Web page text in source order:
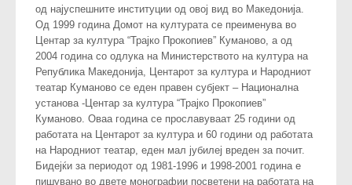
од најуспешните институции од овој вид во Македонија.
Од 1999 година Домот на културата се преименува во
Центар за култура “Трајко Прокопиев” Куманово, а од
2004 година со одлука на Министерството на култура на
Република Македонија, Центарот за култура и Народниот
театар Куманово се еден правен субјект – Национална
установа -Центар за култура “Трајко Прокопиев”
Куманово. Оваа година се прославуваат 25 години од
работата на Центарот за култура и 60 години од работата
на Народниот театар, еден мал јубилеј вреден за почит.
Бидејќи за периодот од 1981-1996 и 1998-2001 година е
пишувано во двете монографии посветени на работата на